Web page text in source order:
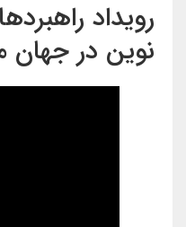
رویداد
نوین در جهان